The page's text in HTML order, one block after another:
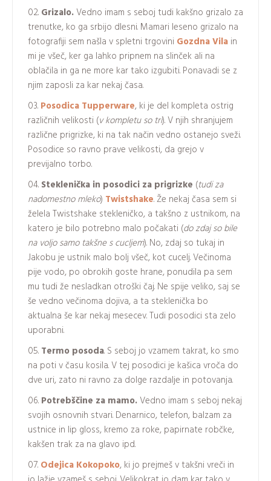
Grizalo.Vedno imam s seboj tudi kakšno grizalo za
trenutke, ko ga srbijo dlesni. Mamari leseno grizalo na
fotografiji sem našla v spletni trgovini Gozdna Vila in
mi je všeč, ker ga lahko pripnem na slinček ali na
oblačila in ga ne more kar tako izgubiti. Ponavadi se z
njim zaposli za kar nekaj časa.
Posodica Tupperware, ki je del kompleta ostrig
različnih velikosti (v kompletu so tri). V njih shranjujem
različne prigrizke, ki na tak način vedno ostanejo sveži.
Posodice so ravno prave velikosti, da grejo v
previjalno torbo.
Steklenička in posodici za prigrizke (tudi za
nadomestno mleko) Twistshake. Že nekaj časa sem si
želela Twistshake stekleničko, a takšno z ustnikom, na
katero je bilo potrebno malo počakati (do zdaj so bile
na voljo samo takšne s cucljem). No, zdaj so tukaj in
Jakobu je ustnik malo bolj všeč, kot cucelj. Večinoma
pije vodo, po obrokih goste hrane, ponudila pa sem
mu tudi že nesladkan otroški čaj. Ne spije veliko, saj se
še vedno večinoma dojiva, a ta steklenička bo
aktualna še kar nekaj mesecev. Tudi posodici sta zelo
uporabni.
Termo posoda. S seboj jo vzamem takrat, ko smo
na poti v času kosila. V tej posodici je kašica vroča do
dve uri, zato ni ravno za dolge razdalje in potovanja.
Potrebščine za mamo.Vedno imam s seboj nekaj
svojih osnovnih stvari. Denarnico, telefon, balzam za
ustnice in lip gloss, kremo za roke, papirnate robčke,
kakšen trak za na glavo ipd.
Odejica Kokopoko, ki jo prejmeš v takšni vreči in